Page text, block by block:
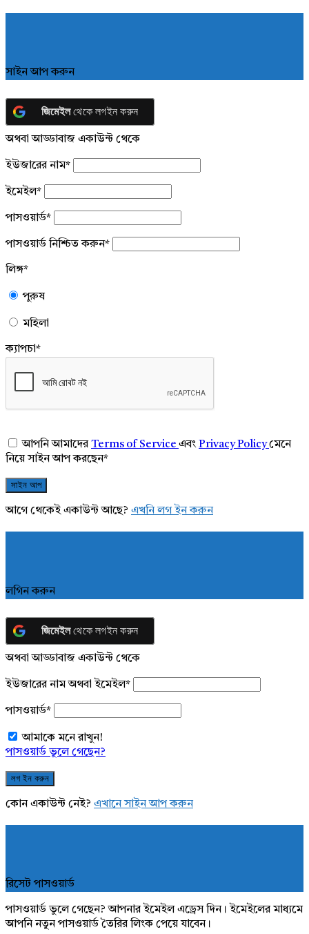
সাইন আপ করুন
জিমেইলথেকে লগইন করুন
অথবা আড্ডাবাজ একাউন্ট থেকে
ইউজারের নাম*
ইমেইল*
পাসওয়ার্ড*
পাসওয়ার্ড নিশ্চিত করুন*
লিঙ্গ*
পুরুষ
মহিলা
ক্যাপচা*
আপনি আমাদেরTerms of Service এবং Privacy Policyমেনে
নিয়ে সাইন আপ করছেন*
আগে থেকেই একাউন্ট আছে? এখনি লগ ইন করুন
লগিন করুন
জিমেইলথেকে লগইন করুন
অথবা আড্ডাবাজ একাউন্ট থেকে
ইউজারের নাম অথবা ইমেইল*
পাসওয়ার্ড*
আমাকে মনে রাখুন!
পাসওয়ার্ড ভুলে গেছেন?
কোন একাউন্ট নেই? এখানে সাইন আপ করুন
রিসেট পাসওয়ার্ড
পাসওয়ার্ড ভুলে গেছেন? আপনার ইমেইল এড্রেস দিন। ইমেইলের মাধ্যমে
আপনি নতুন পাসওয়ার্ড তৈরির লিংক পেয়ে যাবেন।